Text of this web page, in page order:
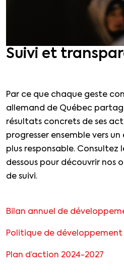
Suivi et
Par ce que chaque geste
allemand de Québec
résultats concrets de ses
progresser ensemble vers
plus responsable. Consultez
dessous pour découvrir nos
de suivi.
Bilan annuel de
Politique de développement
Plan d’action 2024-2027